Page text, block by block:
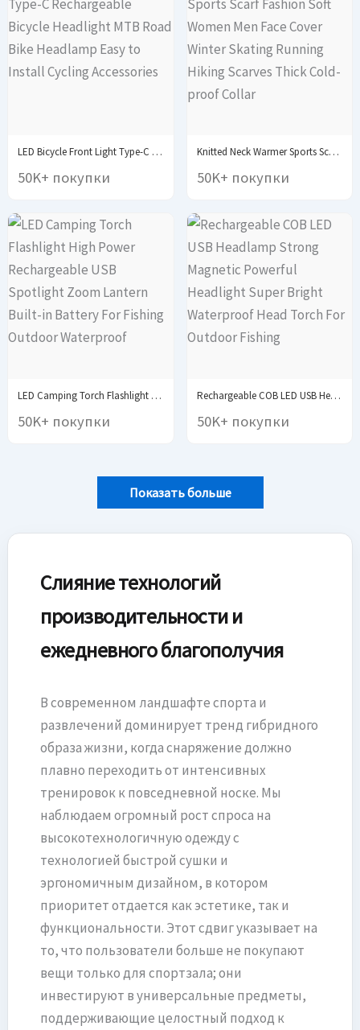
LED Bicycle Front Light Type-C Rechargeable Bicycle Headlight...
50K+ покупки
Knitted Neck Warmer Sports Scarf Fashion Soft Women...
50K+ покупки
LED Camping Torch Flashlight High Power Rechargeable USB...
50K+ покупки
Rechargeable COB LED USB Headlamp Strong Magnetic Powerful...
50K+ покупки
Показать больше
Слияние технологий
производительности и
ежедневного благополучия
В современном ландшафте спорта и
развлечений доминирует тренд гибридного
образа жизни, когда снаряжение должно
плавно переходить от интенсивных
тренировок к повседневной носке. Мы
наблюдаем огромный рост спроса на
высокотехнологичную одежду с
технологией быстрой сушки и
эргономичным дизайном, в котором
приоритет отдается как эстетике, так и
функциональности. Этот сдвиг указывает на
то, что пользователи больше не покупают
вещи только для спортзала; они
инвестируют в универсальные предметы,
поддерживающие целостный подход к